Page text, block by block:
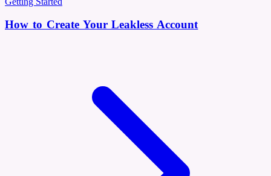
How to Create Your Leakless Account